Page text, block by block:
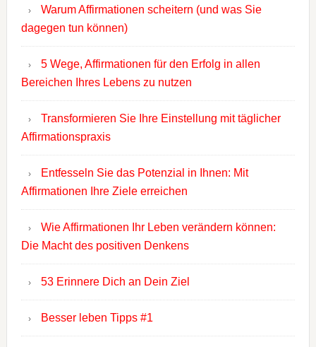
Warum Affirmationen scheitern (und was Sie
dagegen tun können)
5 Wege, Affirmationen für den Erfolg in allen
Bereichen Ihres Lebens zu nutzen
Transformieren Sie Ihre Einstellung mit täglicher
Affirmationspraxis
Entfesseln Sie das Potenzial in Ihnen: Mit
Affirmationen Ihre Ziele erreichen
Wie Affirmationen Ihr Leben verändern können:
Die Macht des positiven Denkens
53 Erinnere Dich an Dein Ziel
Besser leben Tipps #1